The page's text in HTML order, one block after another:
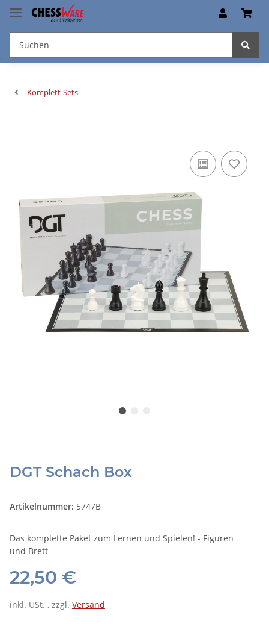
Komplett-Sets
DGT Schach Box
Artikelnummer: 5747B
Das komplette Paket zum Lernen und Spielen! - Figuren
und Brett
22,50 €
inkl. USt. , zzgl. Versand